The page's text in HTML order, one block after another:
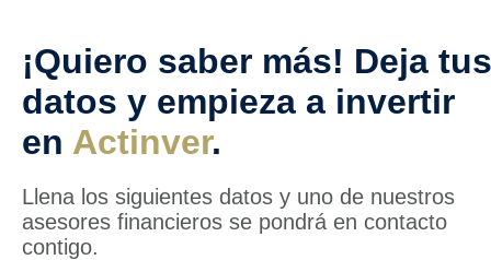
¡Quiero saber más! Deja tus
datos y empieza a invertir
en Actinver.
Llena los siguientes datos y uno de nuestros
asesores financieros se pondrá en contacto
contigo.